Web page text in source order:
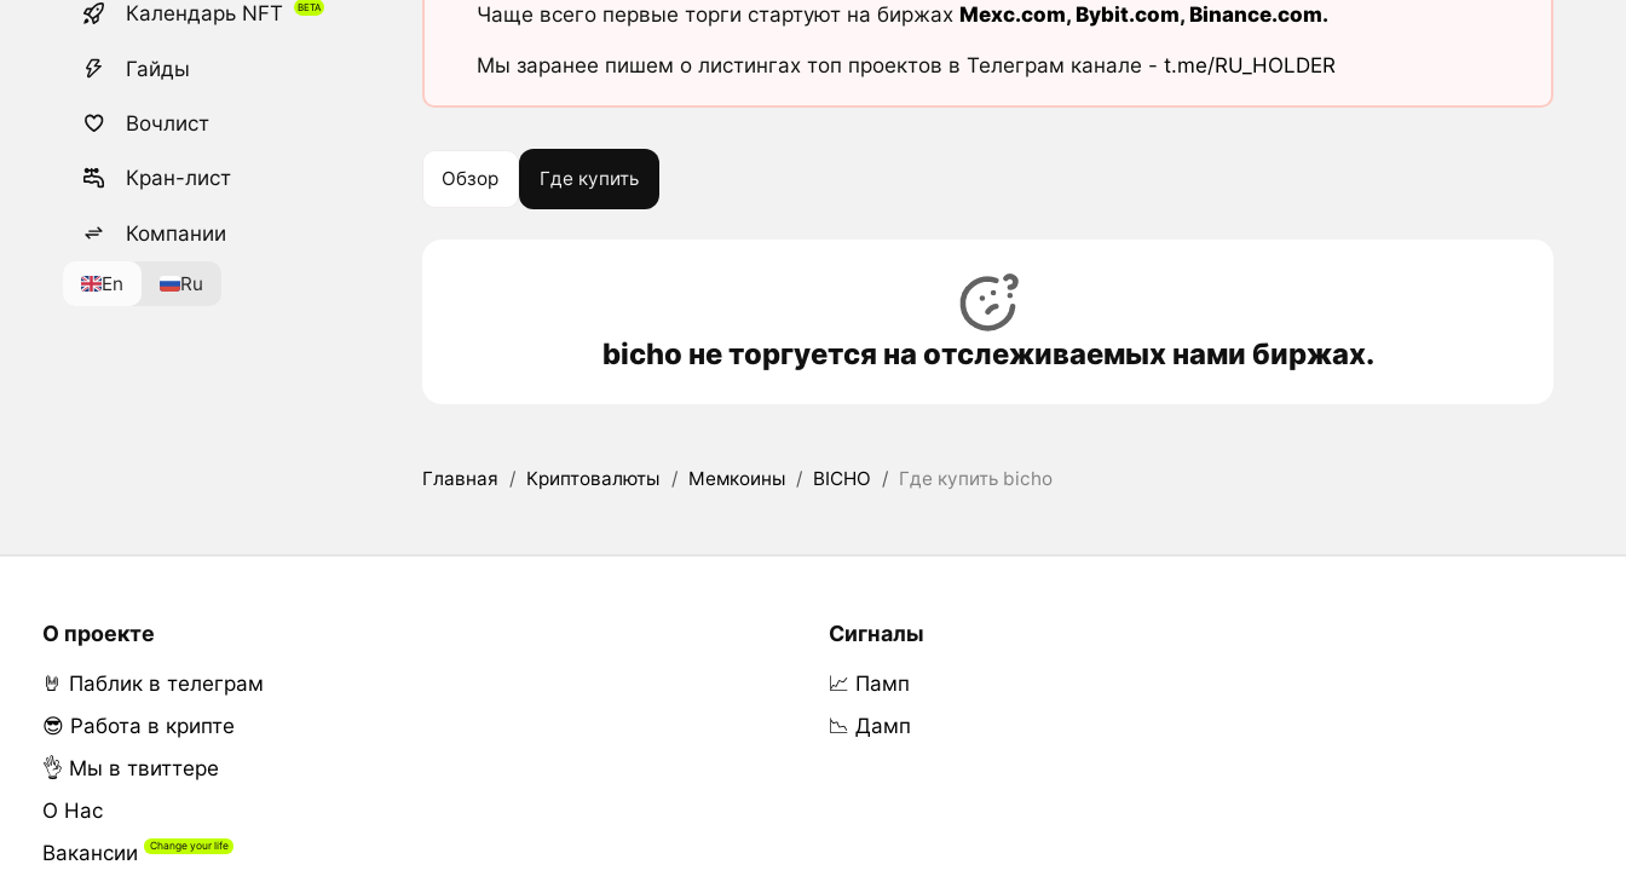
Календарь NFT
Гайды
Вочлист
Кран-лист
Компании
En Ru
Чаще всего первые торги стартуют на биржах Mexc.com, Bybit.com, Binance.com.
Мы заранее пишем о листингах топ проектов в Телеграм канале - t.me/RU_HOLDER
Обзор Где купить
bicho не торгуется на отслеживаемых нами биржах.
Главная / Криптовалюты / Мемкоины / BICHO / Где купить bicho
О проекте
🤘 Паблик в телеграм
😎 Работа в крипте
👌 Мы в твиттере
О Нас
Вакансии
Сигналы
📈 Памп
📉 Дамп